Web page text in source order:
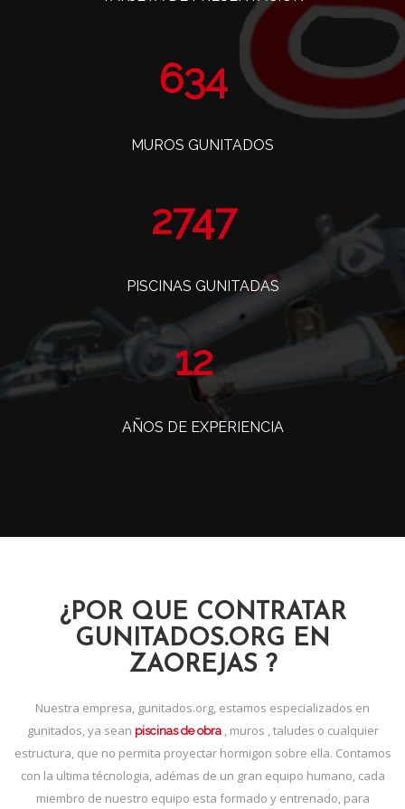
773
MUROS GUNITADOS
3352
PISCINAS GUNITADAS
14
AÑOS DE EXPERIENCIA
¿POR QUE CONTRATAR
GUNITADOS.ORG EN
ZAOREJAS ?
Nuestra empresa, gunitados.org, estamos especializados en
gunitados, ya sean piscinas de obra, muros , taludes o cualquier
estructura, que no permita proyectar hormigon sobre ella. Contamos
con la ultima técnologia, adémas de un gran equipo humano, cada
miembro de nuestro equipo esta formado y entrenado, para